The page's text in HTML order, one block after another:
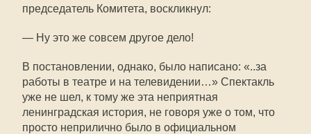
председатель Комитета, воскликнул:
— Ну это же совсем другое дело!
В постановлении, однако, было написано: «..за
работы в театре и на телевидении…» Спектакль
уже не шел, к тому же эта неприятная
ленинградская история, не говоря уже о том, что
просто неприлично было в официальном